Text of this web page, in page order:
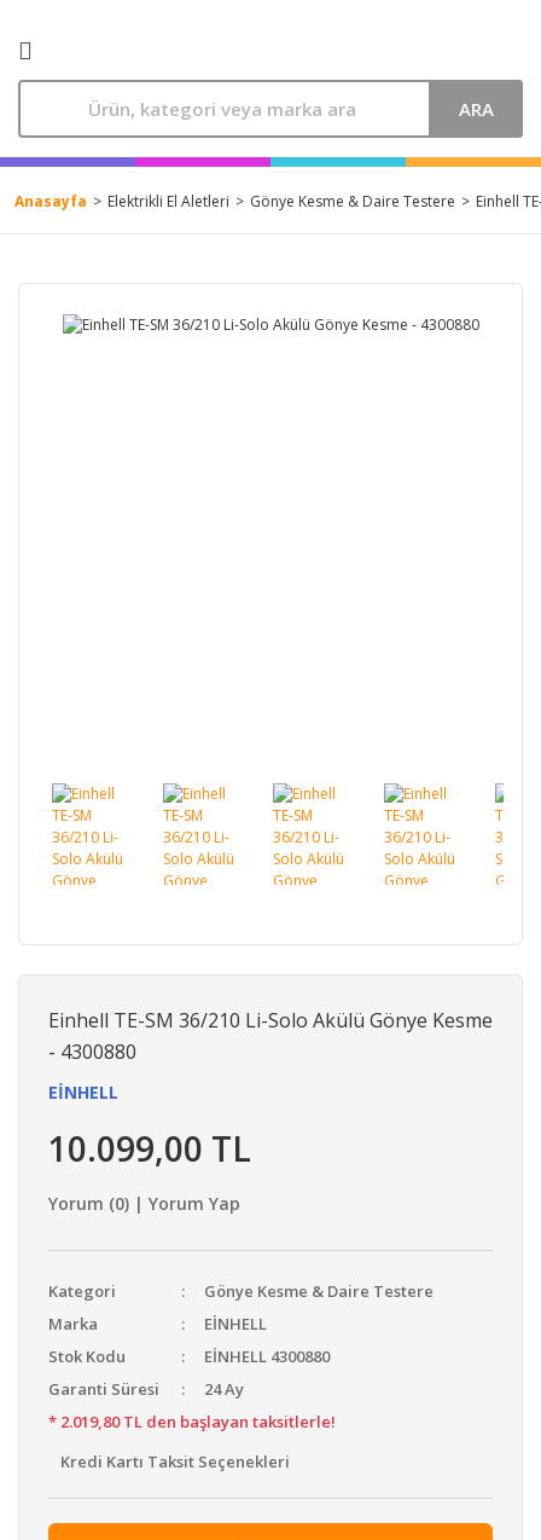
ARA
Anasayfa Elektrikli El Aletleri Gönye Kesme & Daire Testere Einhell
Einhell TE-SM 36/210 Li-Solo Akülü Gönye Kesme
- 4300880
EİNHELL
10.099,00 TL
Yorum (0) | Yorum Yap
Kategori
Gönye Kesme & Daire Testere
Marka
EİNHELL
Stok Kodu
EİNHELL 4300880
Garanti Süresi
24 Ay
* 2.019,80 TL den başlayan taksitlerle!
Kredi Kartı Taksit Seçenekleri